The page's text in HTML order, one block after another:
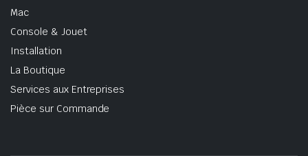
Mac
Console & Jouet
Installation
La Boutique
Services aux Entreprises
Pièce sur Commande